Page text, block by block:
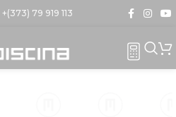
+(373) 79 919 113